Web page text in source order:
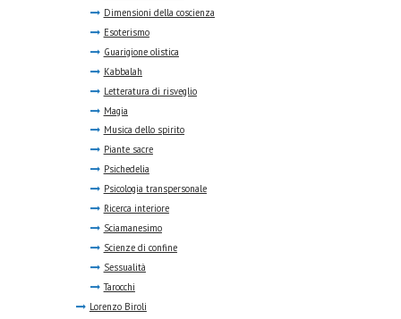
Dimensioni della coscienza
Esoterismo
Guarigione olistica
Kabbalah
Letteratura di risveglio
Magia
Musica dello spirito
Piante sacre
Psichedelia
Psicologia transpersonale
Ricerca interiore
Sciamanesimo
Scienze di confine
Sessualità
Tarocchi
Lorenzo Biroli